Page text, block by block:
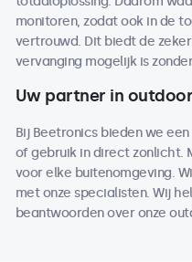
monitoren, zodat ook in de
vertrouwd. Dit biedt de
vervanging mogelijk is
Uw partner in
Bij Beetronics bieden we
of gebruik in direct zonlicht.
voor elke buitenomgeving.
met onze specialisten. Wij
beantwoorden over onze